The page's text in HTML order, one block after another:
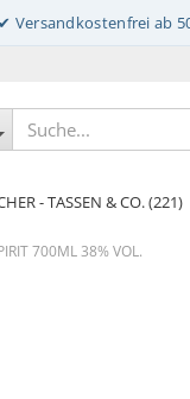
- TASSEN & CO. (221)
700ML 38% VOL.